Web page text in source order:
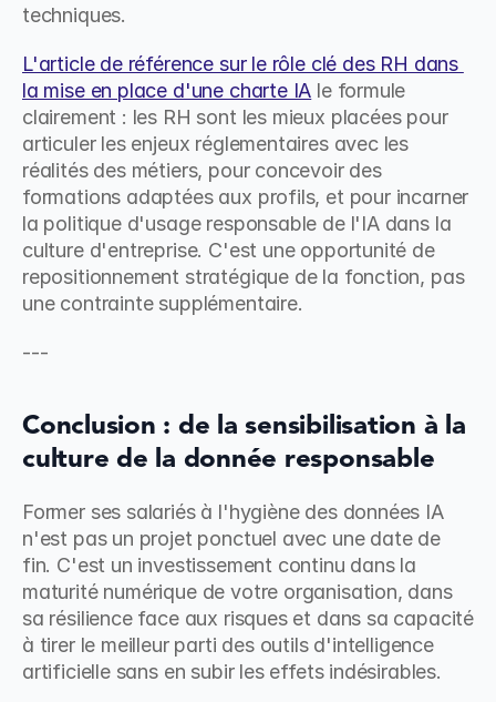
techniques.
L'article de référence sur le rôle clé des RH dans
la mise en place d'une charte IA le formule
clairement : les RH sont les mieux placées pour
articuler les enjeux réglementaires avec les
réalités des métiers, pour concevoir des
formations adaptées aux profils, et pour incarner
la politique d'usage responsable de l'IA dans la
culture d'entreprise. C'est une opportunité de
repositionnement stratégique de la fonction, pas
une contrainte supplémentaire.
---
Conclusion : de la sensibilisation à la
culture de la donnée responsable
Former ses salariés à l'hygiène des données IA
n'est pas un projet ponctuel avec une date de
fin. C'est un investissement continu dans la
maturité numérique de votre organisation, dans
sa résilience face aux risques et dans sa capacité
à tirer le meilleur parti des outils d'intelligence
artificielle sans en subir les effets indésirables.